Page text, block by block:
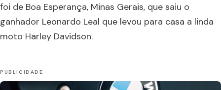
foi de Boa Esperança, Minas Gerais, que saiu o
ganhador Leonardo Leal que levou para casa a linda
moto Harley Davidson.